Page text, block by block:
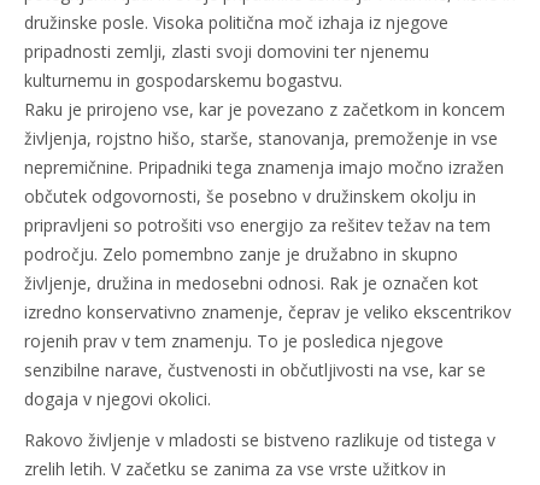
družinske posle. Visoka politična moč izhaja iz njegove
pripadnosti zemlji, zlasti svoji domovini ter njenemu
kulturnemu in gospodarskemu bogastvu.
Raku je prirojeno vse, kar je povezano z začetkom in koncem
življenja, rojstno hišo, starše, stanovanja, premoženje in vse
nepremičnine. Pripadniki tega znamenja imajo močno izražen
občutek odgovornosti, še posebno v družinskem okolju in
pripravljeni so potrošiti vso energijo za rešitev težav na tem
področju. Zelo pomembno zanje je družabno in skupno
življenje, družina in medosebni odnosi. Rak je označen kot
izredno konservativno znamenje, čeprav je veliko ekscentrikov
rojenih prav v tem znamenju. To je posledica njegove
senzibilne narave, čustvenosti in občutljivosti na vse, kar se
dogaja v njegovi okolici.
Rakovo življenje v mladosti se bistveno razlikuje od tistega v
zrelih letih. V začetku se zanima za vse vrste užitkov in